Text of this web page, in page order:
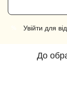
Увійти для
До